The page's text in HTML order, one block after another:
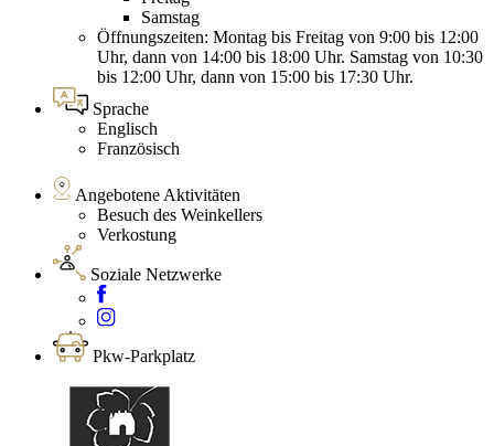
Samstag
Öffnungszeiten: Montag bis Freitag von 9:00 bis 12:00
Uhr, dann von 14:00 bis 18:00 Uhr. Samstag von 10:30
bis 12:00 Uhr, dann von 15:00 bis 17:30 Uhr.
Sprache
Englisch
Französisch
Angebotene Aktivitäten
Besuch des Weinkellers
Verkostung
Soziale Netzwerke
Pkw-Parkplatz